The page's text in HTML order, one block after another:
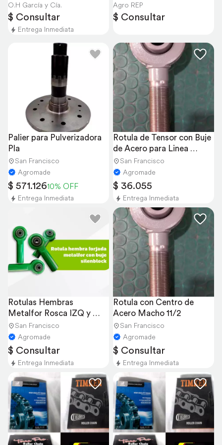
O.H García y Cía.
$ Consultar
Entrega Inmediata
Agro REP
$ Consultar
Palier para Pulverizadora
Pla
San Francisco
Agromade
$ 571.12610% OFF
Entrega Inmediata
Rotula de Tensor con Buje
de Acero para Linea
Metalfor
San Francisco
Agromade
$ 36.055
Entrega Inmediata
Rotulas Hembras
Metalfor Rosca IZQ y
DER
San Francisco
Agromade
$ Consultar
Entrega Inmediata
Rotula con Centro de
Acero Macho 11/2
San Francisco
Agromade
$ Consultar
Entrega Inmediata